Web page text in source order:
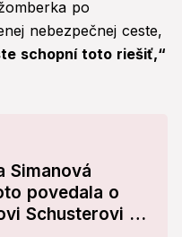
po
nebezpečnej ceste,
schopní toto riešiť,“
Simanová
povedala o
Schusterovi a